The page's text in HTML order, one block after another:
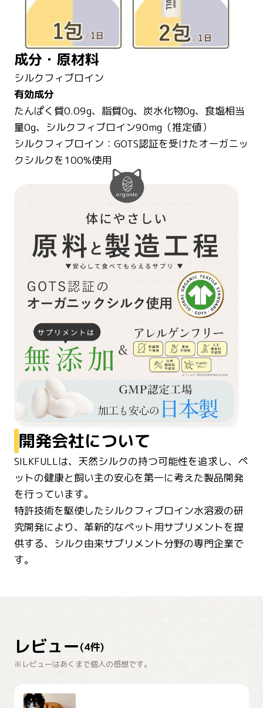
成分・原材料
シルクフィブロイン
有効成分
たんぱく質0.09g、脂質0g、炭水化物0g、食塩相当
量0g、シルクフィブロイン90mg（推定値）
シルクフィブロイン：GOTS認証を受けたオーガニッ
クシルクを100%使用
開発会社について
SILKFULLは、天然シルクの持つ可能性を追求し、ペ
ットの健康と飼い主の安心を第一に考えた製品開発
を行っています。
特許技術を駆使したシルクフィブロイン水溶液の研
究開発により、革新的なペット用サプリメントを提
供する、シルク由来サプリメント分野の専門企業で
す。
レビュー(4件)
※レビューはあくまで個人の感想です。